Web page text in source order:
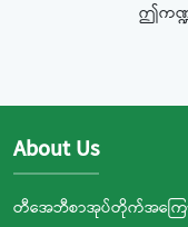
ဤကဏ္ဍ
About Us
တီအေဘီစာအုပ်တိုက်အကြေ